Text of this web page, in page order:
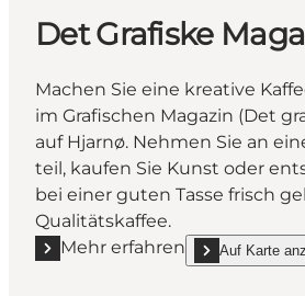
Det Grafiske
Machen Sie eine kreative
im Grafischen Magazin (Det
auf Hjarnø. Nehmen Sie an
teil, kaufen Sie Kunst oder
bei einer guten Tasse frisch
Qualitätskaffee.
Mehr erfahren
Mehr erfahren "Det Grafiske
Auf Karte
show Det